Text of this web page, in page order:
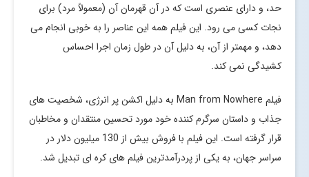
حد، و دارای عنصری است که در آن قهرمان آن (معمولاً مرد) برای
نجات کسی می رود. این فیلم همه این عناصر را به خوبی انجام می
دهد، و مهمتر از آن، به دلیل آن در طول زمان اجرا احساس
کشیدگی نمی کند.
فیلم Man from Nowhere به دلیل اکشن پر انرژی، شخصیت های
جذاب و داستان سرگرم کننده خود مورد تحسین منتقدان و مخاطبان
قرار گرفته است. این فیلم با فروش بیش از 130 میلیون دلار در
سراسر جهان، به یکی از پردرآمدترین فیلم های کره ای تبدیل شد.